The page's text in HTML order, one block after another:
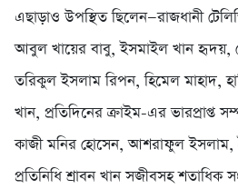
এছাড়াও উপস্থিত ছিলেন—রাজধানী
আবুল খায়ের বাবু, ইসমাইল খান
তরিকুল ইসলাম রিপন, হিমেল মাহাদ,
খান, প্রতিদিনের ক্রাইম-এর ভারপ্রাপ্ত
কাজী মনির হোসেন, আশরাফুল
প্রতিনিধি শ্রাবন খান সজীবসহ শতাধিক